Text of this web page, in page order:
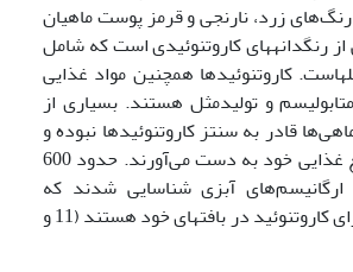
زرد، نارنجی و قرمز پوست ماهیان
رنگدانه­های کاروتنوئیدی است که شامل
کاروتنوئیدها همچنین مواد غذایی
و تولیدمثل هستند. بسیاری از
قادر به سنتز کاروتنوئیدها نبوده و
این ماده را از منابع غذایی خود به دست می‌آورند. حدود 600
ارگانیسم‌های آبزی شناسایی شدند که
به‌صورت طبیعی دارای کاروتنوئید در بافتهای خود هستند (11 و